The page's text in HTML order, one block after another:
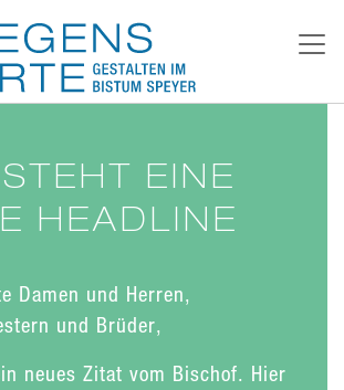
EINE
HEADLINE
Damen und Herren,
und Brüder,
neues Zitat vom Bischof. Hier